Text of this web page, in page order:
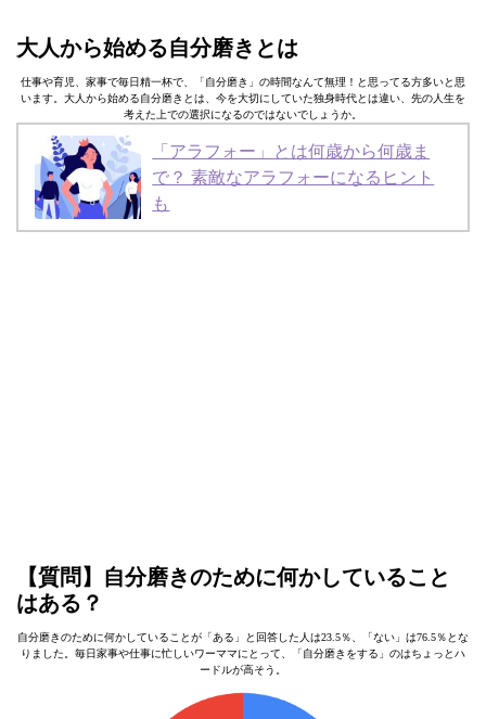
大人から始める自分磨きとは
仕事や育児、家事で毎日精一杯で、「自分磨き」の時間なんて無理！と思ってる方多いと思
います。大人から始める自分磨きとは、今を大切にしていた独身時代とは違い、先の人生を
考えた上での選択になるのではないでしょうか。
「アラフォー」とは何歳から何歳ま
で？ 素敵なアラフォーになるヒント
も
【質問】自分磨きのために何かしていること
はある？
自分磨きのために何かしていることが「ある」と回答した人は23.5％、「ない」は76.5％とな
りました。毎日家事や仕事に忙しいワーママにとって、「自分磨きをする」のはちょっとハ
ードルが高そう。